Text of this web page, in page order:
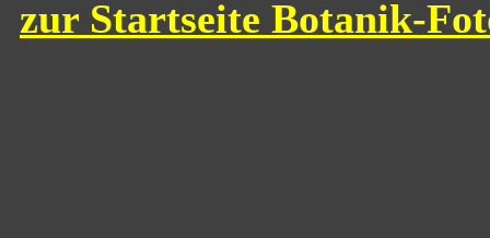
zur Startseite Botanik-